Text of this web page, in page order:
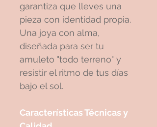
garantiza que lleves una
pieza con identidad propia.
Una joya con alma,
diseñada para ser tu
amuleto "todo terreno" y
resistir el ritmo de tus días
bajo el sol.
Características Técnicas y